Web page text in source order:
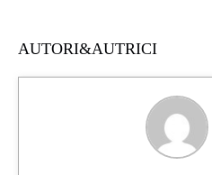
AUTORI&AUTRICI